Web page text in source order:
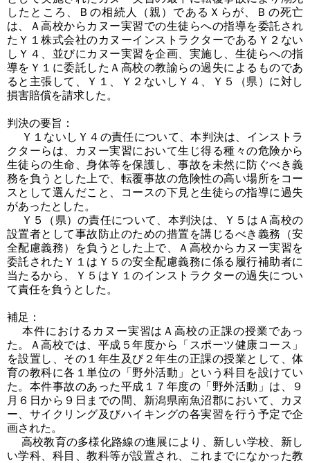
したところ、Ｂの相続人（親）であるＸらが、Ｂの死亡
は、Ａ高校からカヌー実習での生徒らへの指導を委託され
たＹ１株式会社のカヌーインストラクターであるＹ２ない
しＹ４、並びにカヌー実習を企画、実施し、生徒らへの指
導をＹ１に委託したＡ高校の教諭らの過失によるものであ
ると主張して、Ｙ１、Ｙ２ないしＹ４、Ｙ５（県）に対し
損害賠償を請求した。
判決の要旨：
Ｙ１ないしＹ４の責任について、本判決は、インストラ
クターらは、カヌー実習において生じ得る種々の危険から
生徒らの生命、身体等を保護し、事故を未然に防ぐべき義
務を負うとした上で、転覆事故の危険性の高い場所をコー
スとして選んだこと、コースの下見と生徒らの指導に過失
があったとした。
Ｙ５（県）の責任について、本判決は、Ｙ５はＡ高校の
設置者として事故防止のための措置を講じるべき義務（安
全配慮義務）を負うとした上で、Ａ高校からカヌー実習を
委託されたＹ１はＹ５の安全配慮義務に係る履行補助者に
当たるから、Ｙ５はＹ１のインストラクターの過失につい
て責任を負うとした。
補足：
本件におけるカヌー実習はＡ高校の正課の授業であっ
た。Ａ高校では、平成５年度から「スポーツ健康コース」
を設置し、その１年生及び２年生の正課の授業として、体
育の教科に各１単位の「野外活動」という科目を設けてい
た。本件事故のあった平成１７年度の「野外活動」は、９
月６日から９日までの間、新潟県南魚沼郡において、カヌ
ー、サイクリング及びハイキングの各実習を行う予定で企
画された。
高校教育の多様化路線の進展により、新しい学校、新し
い学科、科目、教科等が設置され、これまでになかった教